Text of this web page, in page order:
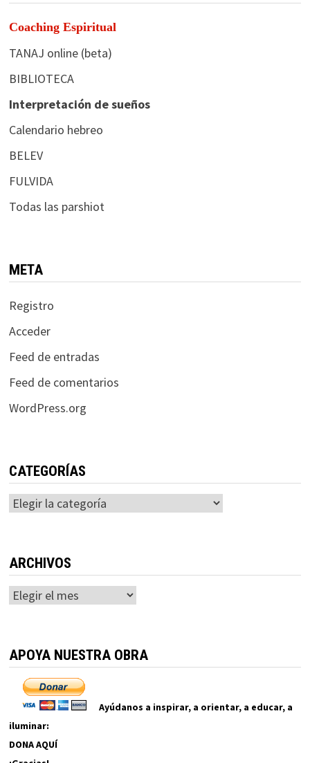
Coaching Espiritual
TANAJ online (beta)
BIBLIOTECA
Interpretación de sueños
Calendario hebreo
BELEV
FULVIDA
Todas las parshiot
META
Registro
Acceder
Feed de entradas
Feed de comentarios
WordPress.org
CATEGORÍAS
Categorías
ARCHIVOS
Archivos
APOYA NUESTRA OBRA
Ayúdanos a inspirar, a orientar, a educar, a
iluminar:
DONA AQUÍ